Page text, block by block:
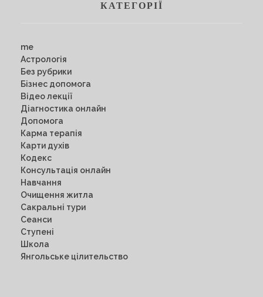
КАТЕГОРІЇ
me
Астрологія
Без рубрики
Бізнес допомога
Відео лекції
Діагностика онлайн
Допомога
Карма терапія
Карти духів
Кодекс
Консультація онлайн
Навчання
Очищення житла
Сакральні тури
Сеанси
Ступені
Школа
Янгольське цілительство